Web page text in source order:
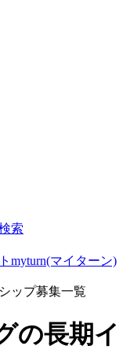
索
myturn(マイターン)
ップ募集一覧
の長期イ